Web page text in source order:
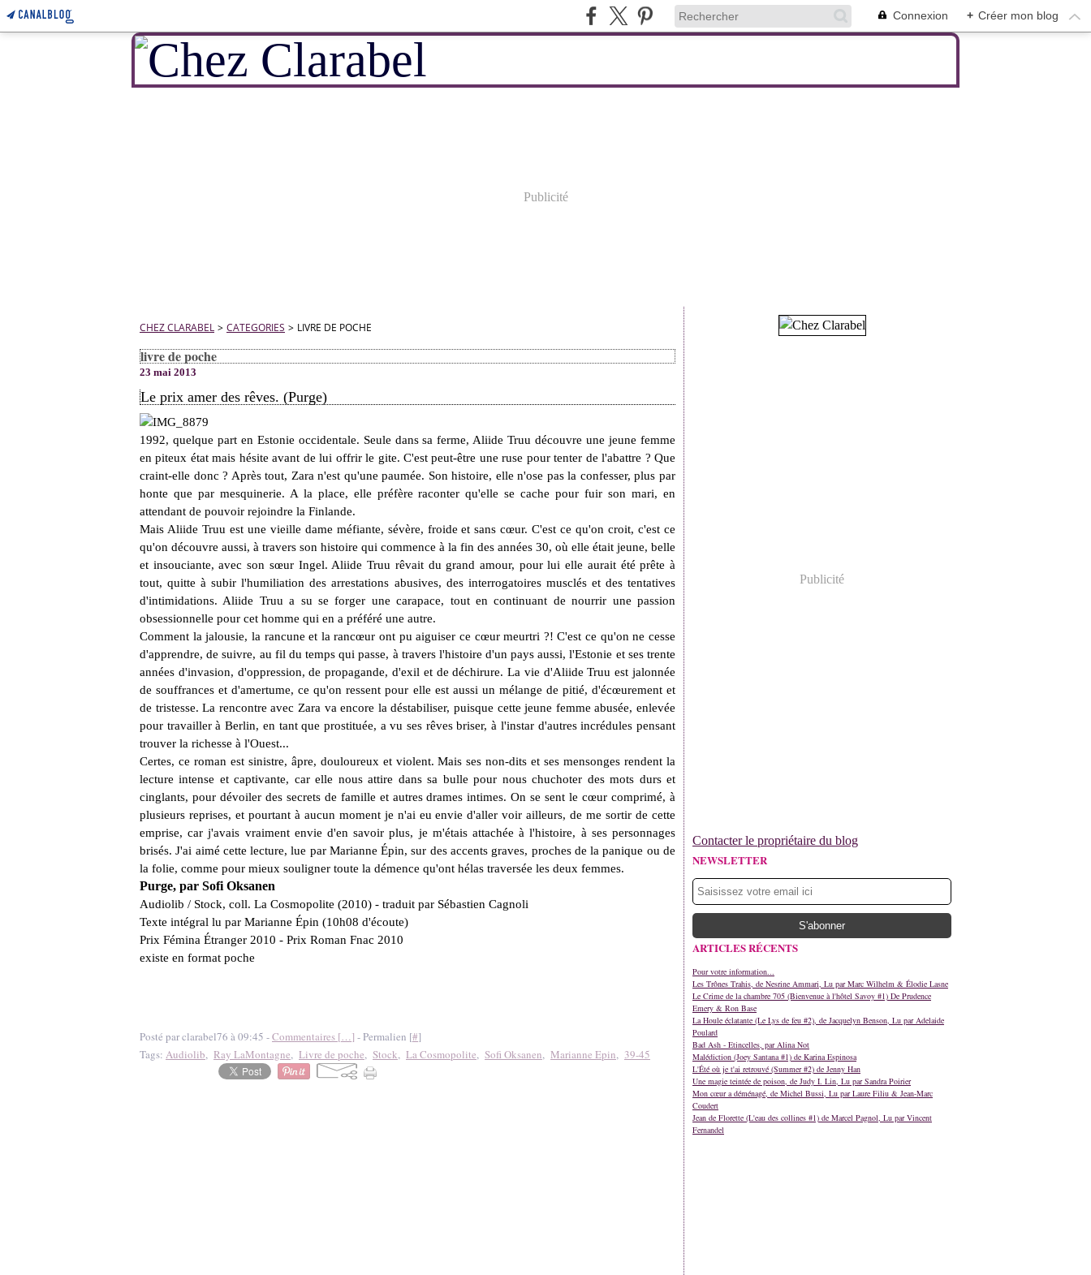
Connexion + Créer mon blog
Publicité
CHEZ CLARABEL > CATEGORIES > LIVRE DE POCHE
livre de poche
23 mai 2013
Le prix amer des rêves. (Purge)
1992, quelque part en Estonie occidentale. Seule dans sa ferme, Aliide Truu découvre une jeune femme
en piteux état mais hésite avant de lui offrir le gite. C'est peut-être une ruse pour tenter de l'abattre ? Que
craint-elle donc ? Après tout, Zara n'est qu'une paumée. Son histoire, elle n'ose pas la confesser, plus par
honte que par mesquinerie. A la place, elle préfère raconter qu'elle se cache pour fuir son mari, en
attendant de pouvoir rejoindre la Finlande.
Mais Aliide Truu est une vieille dame méfiante, sévère, froide et sans cœur. C'est ce qu'on croit, c'est ce
qu'on découvre aussi, à travers son histoire qui commence à la fin des années 30, où elle était jeune, belle
et insouciante, avec son sœur Ingel. Aliide Truu rêvait du grand amour, pour lui elle aurait été prête à
tout, quitte à subir l'humiliation des arrestations abusives, des interrogatoires musclés et des tentatives
d'intimidations. Aliide Truu a su se forger une carapace, tout en continuant de nourrir une passion
obsessionnelle pour cet homme qui en a préféré une autre.
Comment la jalousie, la rancune et la rancœur ont pu aiguiser ce cœur meurtri ?! C'est ce qu'on ne cesse
d'apprendre, de suivre, au fil du temps qui passe, à travers l'histoire d'un pays aussi, l'Estonie et ses trente
années d'invasion, d'oppression, de propagande, d'exil et de déchirure. La vie d'Aliide Truu est jalonnée
de souffrances et d'amertume, ce qu'on ressent pour elle est aussi un mélange de pitié, d'écœurement et
de tristesse. La rencontre avec Zara va encore la déstabiliser, puisque cette jeune femme abusée, enlevée
pour travailler à Berlin, en tant que prostituée, a vu ses rêves briser, à l'instar d'autres incrédules pensant
trouver la richesse à l'Ouest...
Certes, ce roman est sinistre, âpre, douloureux et violent. Mais ses non-dits et ses mensonges rendent la
lecture intense et captivante, car elle nous attire dans sa bulle pour nous chuchoter des mots durs et
cinglants, pour dévoiler des secrets de famille et autres drames intimes. On se sent le cœur comprimé, à
plusieurs reprises, et pourtant à aucun moment je n'ai eu envie d'aller voir ailleurs, de me sortir de cette
emprise, car j'avais vraiment envie d'en savoir plus, je m'étais attachée à l'histoire, à ses personnages
brisés. J'ai aimé cette lecture, lue par Marianne Épin, sur des accents graves, proches de la panique ou de
la folie, comme pour mieux souligner toute la démence qu'ont hélas traversée les deux femmes.
Purge, par Sofi Oksanen
Audiolib / Stock, coll. La Cosmopolite (2010) - traduit par Sébastien Cagnoli
Texte intégral lu par Marianne Épin (10h08 d'écoute)
Prix Fémina Étranger 2010 - Prix Roman Fnac 2010
existe en format poche
Posté par clarabel76 à 09:45 -Commentaires […] - Permalien [#]
Tags: Audiolib, Ray LaMontagne, Livre de poche, Stock, La Cosmopolite, Sofi Oksanen, Marianne Epin, 39-45
Publicité
Contacter le propriétaire du blog
NEWSLETTER
ARTICLES RÉCENTS
Pour votre information...
Les Trônes Trahis, de Nesrine Ammari, Lu par Marc Wilhelm & Élodie Lasne
Le Crime de la chambre 705 (Bienvenue à l'hôtel Savoy #1) De Prudence
Emery & Ron Base
La Houle éclatante (Le Lys de feu #2), de Jacquelyn Benson, Lu par Adelaide
Poulard
Bad Ash - Etincelles, par Alina Not
Malédiction (Joey Santana #1) de Karina Espinosa
L'Été où je t'ai retrouvé (Summer #2) de Jenny Han
Une magie teintée de poison, de Judy I. Lin, Lu par Sandra Poirier
Mon cœur a déménagé, de Michel Bussi, Lu par Laure Filiu & Jean-Marc
Coudert
Jean de Florette (L'eau des collines #1) de Marcel Pagnol, Lu par Vincent
Fernandel